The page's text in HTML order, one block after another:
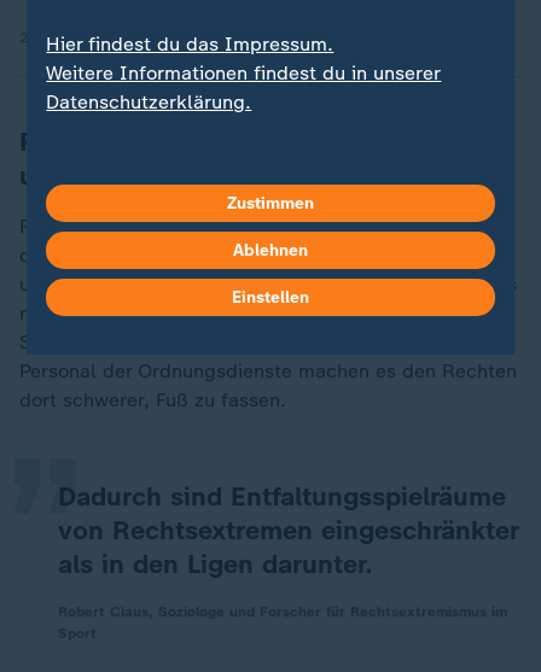
20.08.2025 | 1:00 min
Rechtsextremismus: Problem der
unteren Ligen?
Rechtsextremistische Fangruppen gibt es sowohl in
der ersten und zweiten Bundesliga als auch in den
unteren Amateurligen. Allerdings stehen die Proficlubs
medial unter größerer Beobachtung. Die
Sicherheitsmaßnahmen in den Stadien und das
Personal der Ordnungsdienste machen es den Rechten
dort schwerer, Fuß zu fassen.
Dadurch sind Entfaltungsspielräume
von Rechtsextremen eingeschränkter
als in den Ligen darunter.
„
Hier findest du das Impressum.
Weitere Informationen findest du in unserer
Datenschutzerklärung.
Zustimmen
Ablehnen
Einstellen